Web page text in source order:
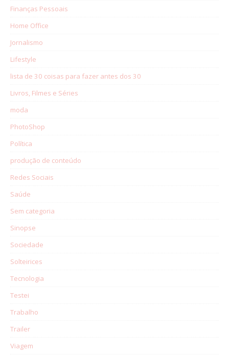
Finanças Pessoais
Home Office
Jornalismo
Lifestyle
lista de 30 coisas para fazer antes dos 30
Livros, Filmes e Séries
moda
PhotoShop
Política
produção de conteúdo
Redes Sociais
Saúde
Sem categoria
Sinopse
Sociedade
Solteirices
Tecnologia
Testei
Trabalho
Trailer
Viagem